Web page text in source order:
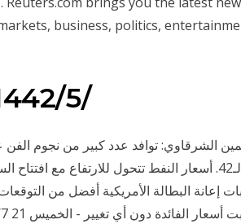
business, politics,
29‏‏/5‏‏/1442 بعد الهجرة
ياسمين الشرقاوي: توافد عدد كبير من نجوم